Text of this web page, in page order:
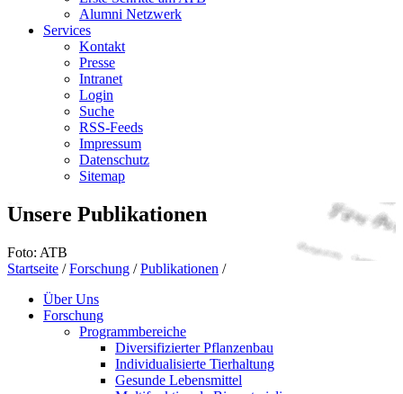
Alumni Netzwerk
Services
Kontakt
Presse
Intranet
Login
Suche
RSS-Feeds
Impressum
Datenschutz
Sitemap
Unsere Publikationen
Foto: ATB
Startseite / Forschung / Publikationen /
Über Uns
Forschung
Programmbereiche
Diversifizierter Pflanzenbau
Individualisierte Tierhaltung
Gesunde Lebensmittel